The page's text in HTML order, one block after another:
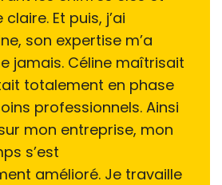
Et puis, j’ai
son expertise m’a
jamais. Céline maîtrisait
totalement en phase
professionnels. Ainsi
mon entreprise, mon
s’est
amélioré. Je travaille